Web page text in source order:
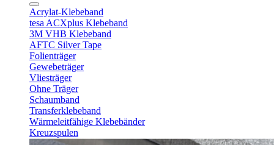
Acrylat-Klebeband
tesa ACXplus Klebeband
3M VHB Klebeband
AFTC Silver Tape
Folienträger
Gewebeträger
Vliesträger
Ohne Träger
Schaumband
Transferklebeband
Wärmeleitfähige Klebebänder
Kreuzspulen